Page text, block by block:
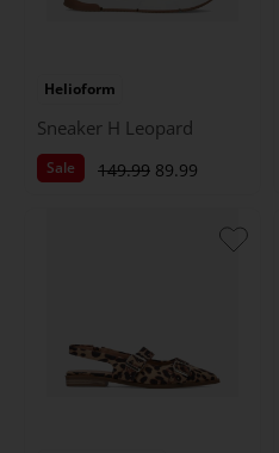
Helioform
Sneaker H Leopard
Sale 149.99 89.99